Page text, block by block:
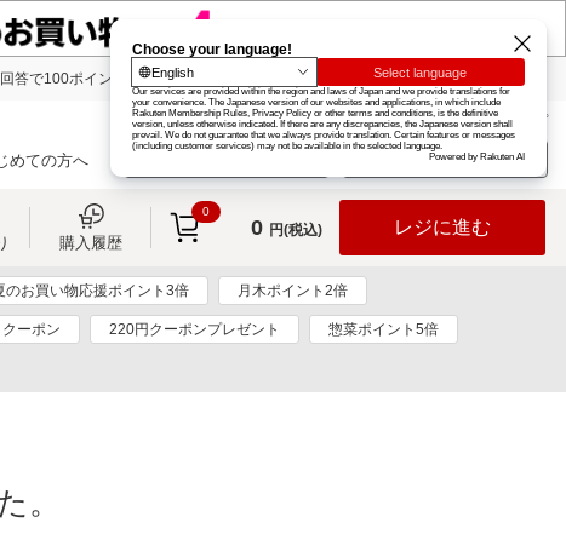
答で100ポイント! 楽天グループ カード
お知らせ ヘルプ
めての方へ ログイン
購入履歴
0
0 円(税込) レジに進む
のお買い物応援ポイント3倍 月木ポイント2倍
ーポン 220円クーポンプレゼント 惣菜ポイント5倍
。